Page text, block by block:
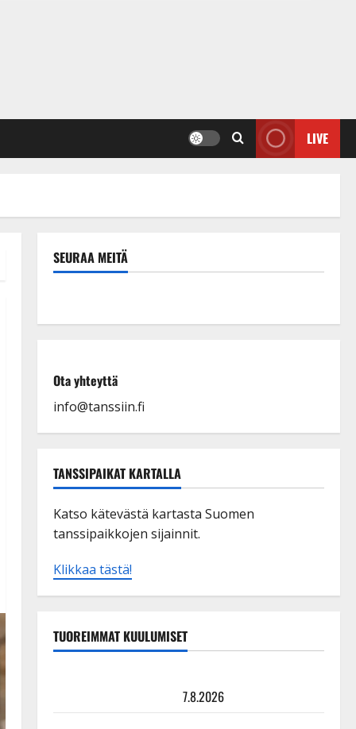
LIVE
SEURAA MEITÄ
Ota yhteyttä
info@tanssiin.fi
TANSSIPAIKAT KARTALLA
Katso kätevästä kartasta Suomen
tanssipaikkojen sijainnit.
Klikkaa tästä!
TUOREIMMAT KUULUMISET
7.8.2026